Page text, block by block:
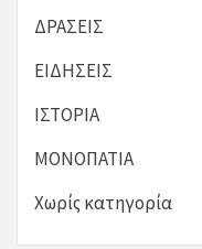
ΔΡΑΣΕΙΣ
ΕΙΔΗΣΕΙΣ
ΙΣΤΟΡΙΑ
ΜΟΝΟΠΑΤΙΑ
Χωρίς κατηγορία